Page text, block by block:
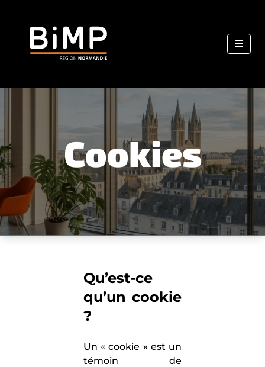
Cookies
Qu’est-ce
qu’un cookie
?
Un « cookie » est un
témoin de